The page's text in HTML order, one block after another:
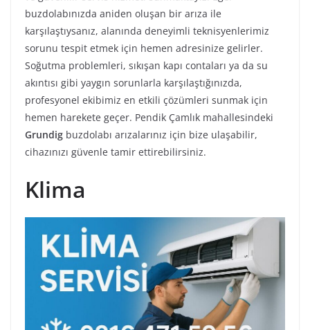
buzdolabınızda aniden oluşan bir arıza ile
karşılaştıysanız, alanında deneyimli teknisyenlerimiz
sorunu tespit etmek için hemen adresinize gelirler.
Soğutma problemleri, sıkışan kapı contaları ya da su
akıntısı gibi yaygın sorunlarla karşılaştığınızda,
profesyonel ekibimiz en etkili çözümleri sunmak için
hemen harekete geçer. Pendik Çamlık mahallesindeki
Grundig buzdolabı arızalarınız için bize ulaşabilir,
cihazınızı güvenle tamir ettirebilirsiniz.
Klima